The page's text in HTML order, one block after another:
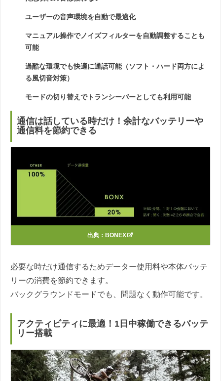
ユーザーの音声環境を自動で最適化
マニュアル操作でノイズフィルターを自動調整することも
可能
過酷な環境でも快適に通話可能（ソフト・ハード両方によ
る風切音対策）
モードの切り替えでトランシーバーとしても利用可能
通信は話している時だけ！余計なバッテリーや
通信料を節約できる
出典： BONEX
必要な時だけ通信するためデーター使用料や本体バッテ
リーの消費を節約できます。
バックグラウンドモードでも、問題なく動作可能です。
アクティビティに最適！1日中稼働できるバッテ
リー搭載